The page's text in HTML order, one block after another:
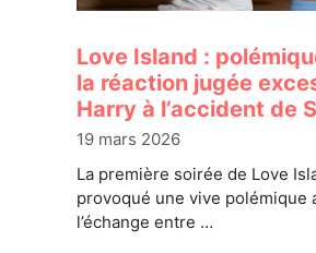
Love Island :
la réaction jugée
Harry à l’accident de
19 mars 2026
La première soirée de Love
provoqué une vive polémique
l’échange entre …